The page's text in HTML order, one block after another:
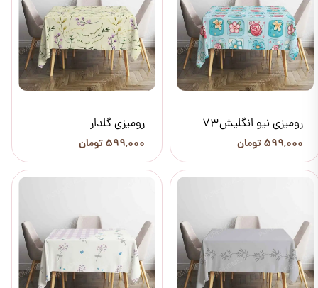
رومیزی نیو انگلیش73
۵۹۹,۰۰۰ تومان
رومیزی گلدار
۵۹۹,۰۰۰ تومان